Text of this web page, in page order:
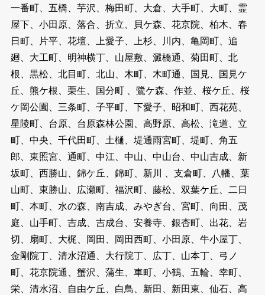
一番町、五橋、芋沢、梅田町、大倉、大手町、大町、霊
屋下、小田原、落合、折立、貝ケ森、花京院、柏木、春
日町、片平、花壇、上愛子、上杉、川内、亀岡町、追
廻、大工町、明神横丁、山屋敷、澱橋通、菊田町、北
根、黒松、北目町、北山、木町、木町通、国見、国見ケ
丘、熊ケ根、栗生、国分町 、鷺ケ森、作並、桜ケ丘、桜
ケ岡公園、三条町、子平町、下愛子、昭和町、西花苑、
星陵町、台原、台原森林公園、高野原、高松、滝道、立
町、中央、千代田町、土樋、堤通雨宮町、堤町、角五
郎、東照宮、通町、中江、中山、中山台、中山吉成、新
坂町、西勝山、錦ケ丘、錦町、新川 、支倉町、八幡、葉
山町、東勝山、広瀬町、福沢町、藤松、双葉ケ丘、二日
町、本町、水の森、南吉成、みやぎ台、宮町、向田、茂
庭、山手町、吉成、吉成台、安養寺、銀杏町、出花、岩
切、扇町、大梶、岡田、岡田西町、小田原、牛小屋丁、
金剛院丁、清水沼通、大行院丁、広丁、山本丁、弓ノ
町、花京院通、蟹沢、蒲生、車町、小鶴、五輪、幸町、
栄、清水沼、自由ケ丘、白鳥、新田、新田東、仙石、高